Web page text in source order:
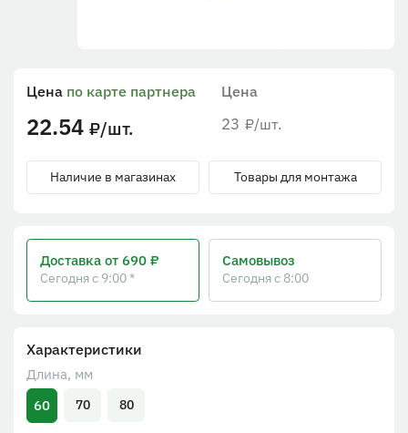
Характеристики
Длина, мм
60
70 80
Цена
23 ₽/шт.
Цена по карте партнера
22.54 ₽/шт.
Наличие в магазинах Товары для монтажа
Доставка от 690 ₽
Сегодня с 9:00 *
Самовывоз
Сегодня с 8:00